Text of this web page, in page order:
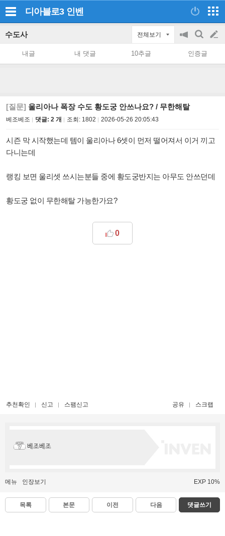
디아블로3 인벤
수도사 전체보기
공
on/off
검
색
글
쓰
내글 내 댓글 10추글 인증글
[질문] 울리아나 폭장 수도 황도궁 안쓰나요? / 무한해탈
베조베조 댓글: 2 개 조회: 1802 2026-05-26 20:05:43
시즌 막 시작했는데 템이 울리아나 6셋이 먼저 떨어져서 이거 끼고
다니는데
랭킹 보면 울리셋 쓰시는분들 중에 황도궁반지는 아무도 안쓰던데
황도궁 없이 무한해탈 가능한가요?
0
추천확인 신고 스팸신고 공유 스크랩
베조베조
메뉴 인장보기 EXP 10%
목록 본문 이전 다음 댓글쓰기